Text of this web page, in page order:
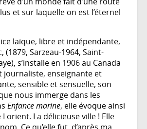
et sur laquelle on est l’éternel
laïque, libre et indépendante,
(1879, Sarzeau-1964, Saint-
s’installe en 1906 au Canada
journaliste, enseignante et
sensible et sensuelle, son
nous immerge dans les
Enfance marine, elle évoque ainsi
La délicieuse ville ! Elle